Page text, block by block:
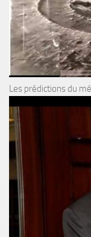
Les prédictions du